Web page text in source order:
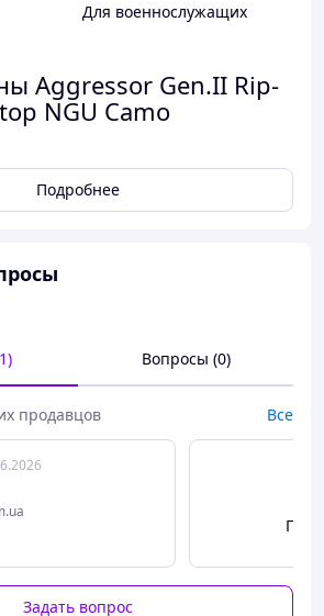
Для военнослужащих
Aggressor Gen.II Rip-
NGU Camo
Подробнее
Вопросы (0)
продавцов Все
Задать вопрос